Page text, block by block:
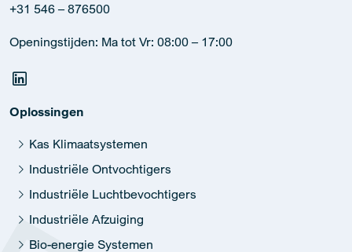
+31 546 – 876500
Openingstijden: Ma tot Vr: 08:00 – 17:00
Oplossingen
Kas Klimaatsystemen
Industriële Ontvochtigers
Industriële Luchtbevochtigers
Industriële Afzuiging
Bio-energie Systemen